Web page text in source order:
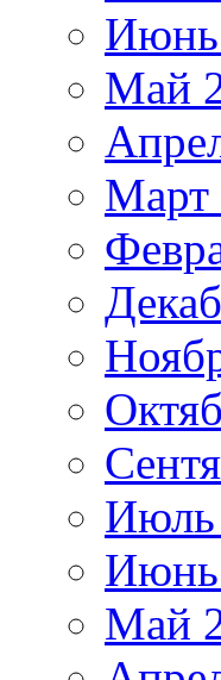
Июнь
Май
Март
Июль
Июнь
Май